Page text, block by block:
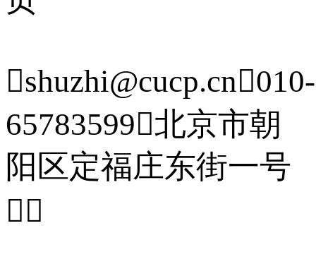
shuzhi@cucp.cn010-
65783599北京市朝
阳区定福庄东街一号
